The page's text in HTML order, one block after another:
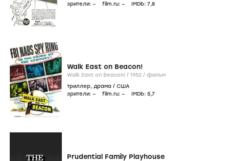
зрители: – film.ru: – IMDb: 7,8
Walk East on Beacon!
Walk East on Beacon! / 1952 / фильм
триллер, драма / США
зрители: – film.ru: – IMDb: 5,7
Prudential Family Playhouse